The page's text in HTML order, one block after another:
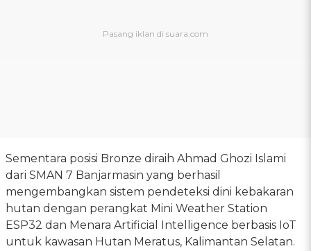
Sementara posisi Bronze diraih Ahmad Ghozi Islami
dari SMAN 7 Banjarmasin yang berhasil
mengembangkan sistem pendeteksi dini kebakaran
hutan dengan perangkat Mini Weather Station
ESP32 dan Menara Artificial Intelligence berbasis IoT
untuk kawasan Hutan Meratus, Kalimantan Selatan.